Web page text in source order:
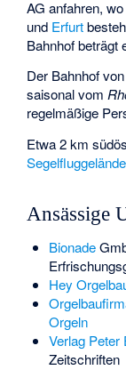
AG anfahren,
und Erfurt
Bahnhof beträgt
Der Bahnhof
saisonal vom
regelmäßige
Etwa 2 km
Ansässige
Bionade
Hey
Orgeln
Verlag Peter
Zeitschriften